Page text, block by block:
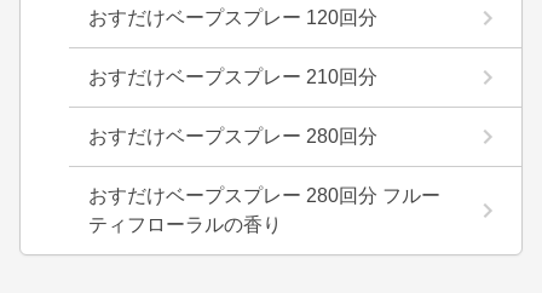
おすだけベープスプレー 120回分
おすだけベープスプレー 210回分
おすだけベープスプレー 280回分
おすだけベープスプレー 280回分 フルー
ティフローラルの香り